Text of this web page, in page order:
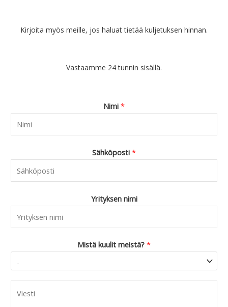
Kirjoita myös meille, jos haluat tietää kuljetuksen hinnan.
Vastaamme 24 tunnin sisällä.
Nimi *
Sähköposti *
Yrityksen nimi
Mistä kuulit meistä? *